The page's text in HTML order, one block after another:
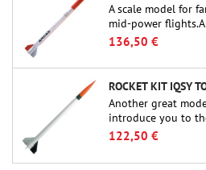
A scale model for
mid-power
uncompromising kit
allows you to
of one of the most
sounding-rocket
136,50 €
Another great
introduce you to
power.A scale
small in size and
122,50 €